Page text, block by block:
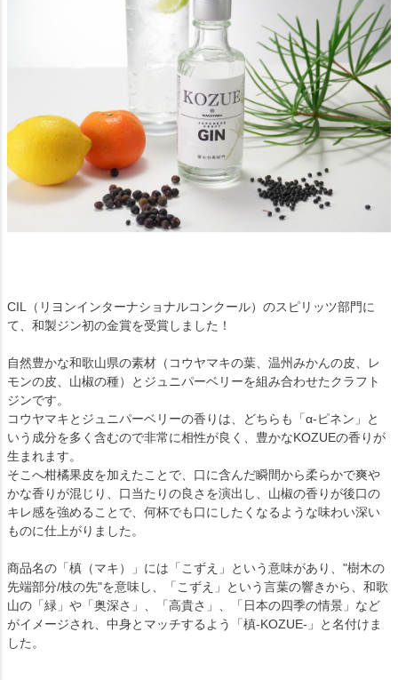
CIL（リヨンインターナショナルコンクール）のスピリッツ部門に
て、和製ジン初の金賞を受賞しました！
自然豊かな和歌山県の素材（コウヤマキの葉、温州みかんの皮、レ
モンの皮、山椒の種）とジュニパーベリーを組み合わせたクラフト
ジンです。
コウヤマキとジュニパーベリーの香りは、どちらも「α-ピネン」と
いう成分を多く含むので非常に相性が良く、豊かなKOZUEの香りが
生まれます。
そこへ柑橘果皮を加えたことで、口に含んだ瞬間から柔らかで爽や
かな香りが混じり、口当たりの良さを演出し、山椒の香りが後口の
キレ感を強めることで、何杯でも口にしたくなるような味わい深い
ものに仕上がりました。
商品名の「槙（マキ）」には「こずえ」という意味があり、"樹木の
先端部分/枝の先"を意味し、「こずえ」という言葉の響きから、和歌
山の「緑」や「奥深さ」、「高貴さ」、「日本の四季の情景」など
がイメージされ、中身とマッチするよう「槙-KOZUE-」と名付けま
した。